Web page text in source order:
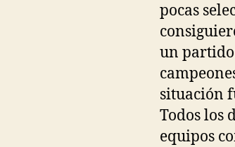
pocas
un
situación
Todos los
equipos